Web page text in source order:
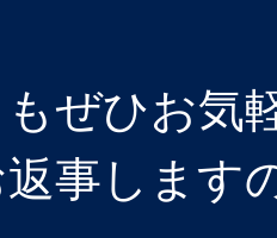
ぜひお気
事します